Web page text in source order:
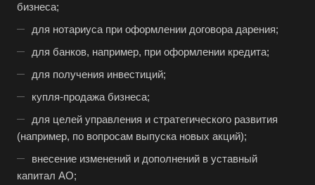
бизнеса;
для нотариуса при оформлении договора дарения;
для банков, например, при оформлении кредита;
для получения инвестиций;
купля-продажа бизнеса;
для целей управления и стратегического развития
(например, по вопросам выпуска новых акций);
внесение изменений и дополнений в уставный
капитал АО;